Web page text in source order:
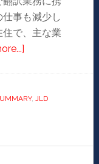
事も減少し
で、主な業
, JLD